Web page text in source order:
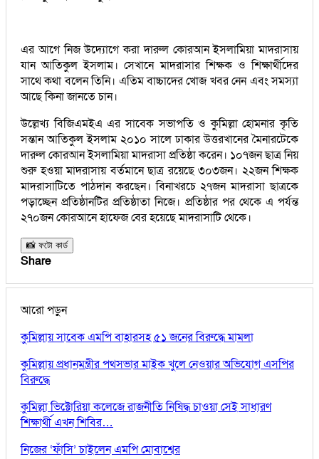
এর আগে নিজ উদ্যোগে করা দারুল কোরআন ইসলামিয়া মাদরাসায়
যান আতিকুল ইসলাম। সেখানে মাদরাসার শিক্ষক ও শিক্ষার্থীদের
সাথে কথা বলেন তিনি। এতিম বাচ্চাদের খোজ খবর নেন এবং সমস্যা
আছে কিনা জানতে চান।
উল্লেখ্য বিজিএমইএ এর সাবেক সভাপতি ও কুমিল্লা হোমনার কৃতি
সন্তান আতিকুল ইসলাম ২০১০ সালে ঢাকার উত্তরখানের মৈনারটেকে
দারুল কোরআন ইসলামিয়া মাদরাসা প্রতিষ্ঠা করেন। ১০৭জন ছাত্র নিয়
শুরু হওয়া মাদরাসায় বর্তমানে ছাত্র রয়েছে ৩০৩জন। ২২জন শিক্ষক
মাদরাসাটিতে পাঠদান করছেন। বিনাখরচে ২৭জন মাদরাসা ছাত্রকে
পড়াচ্ছেন প্রতিষ্ঠানটির প্রতিষ্ঠাতা নিজে। প্রতিষ্ঠার পর থেকে এ পর্যন্ত
২৭০জন কোরআনে হাফেজ বের হয়েছে মাদরাসাটি থেকে।
📸 ফটো কার্ড
Share
আরো পড়ুন
কুমিল্লায় সাবেক এমপি বাহারসহ ৫১ জনের বিরুদ্ধে মামলা
কুমিল্লায় প্রধানমন্ত্রীর পথসভার মাইক খুলে নেওয়ার অভিযোগ এসপির
বিরুদ্ধে
কুমিল্লা ভিক্টোরিয়া কলেজে রাজনীতি নিষিদ্ধ চাওয়া সেই সাধারণ
শিক্ষার্থী এখন শিবির…
নিজের ‘ফাঁসি’ চাইলেন এমপি মোবাশ্বের